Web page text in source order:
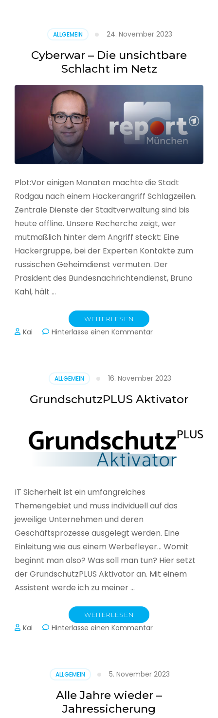
ALLGEMEIN 24. November 2023
Cyberwar – Die unsichtbare
Schlacht im Netz
Plot:Vor einigen Monaten machte die Stadt
Rodgau nach einem Hackerangriff Schlagzeilen.
Zentrale Dienste der Stadtverwaltung sind bis
heute offline. Unsere Recherche zeigt, wer
mutmaßlich hinter dem Angriff steckt: Eine
Hackergruppe, bei der Experten Kontakte zum
russischen Geheimdienst vermuten. Der
Präsident des Bundesnachrichtendienst, Bruno
Kahl, hält …
WEITERLESEN
Kai Hinterlasse einen Kommentarzu
Schlacht
im
Netz
ALLGEMEIN 16. November 2023
GrundschutzPLUS Aktivator
IT Sicherheit ist ein umfangreiches
Themengebiet und muss individuell auf das
jeweilige Unternehmen und deren
Geschäftsprozesse ausgelegt werden. Eine
Einleitung wie aus einem Werbefleyer… Womit
beginnt man also? Was soll man tun? Hier setzt
der GrundschutzPLUS Aktivator an. Mit einem
Assistent werde ich zu meiner …
WEITERLESEN
Kai Hinterlasse einen Kommentarzu
ALLGEMEIN 5. November 2023
Alle Jahre wieder –
Jahressicherung